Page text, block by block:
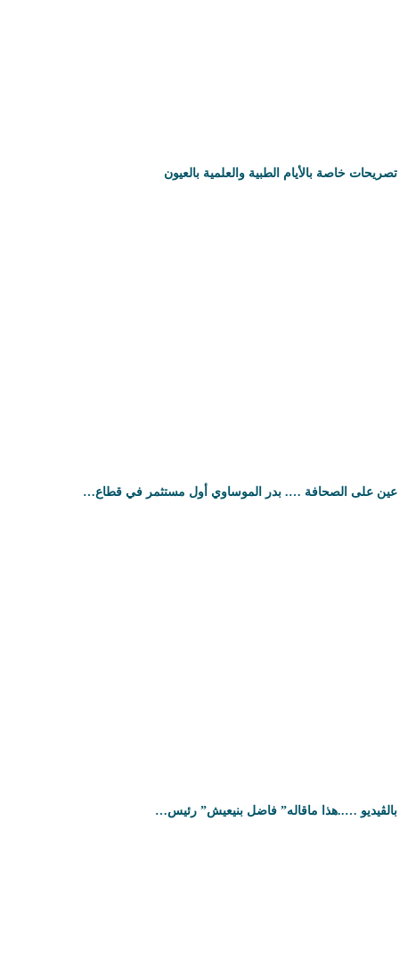
تصريحات خاصة بالأيام الطبية والعلمية بالعيون
عين على الصحافة …. بدر الموساوي أول مستثمر في قطاع…
بالڤيديو …..هذا ماقاله” فاضل بنيعيش” رئيس…